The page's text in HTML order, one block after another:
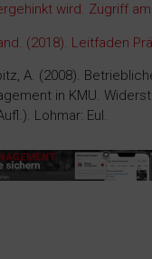
wird. Zugriff am
(2018). Leitfaden
A. (2008).
in KMU.
Lohmar: Eul.